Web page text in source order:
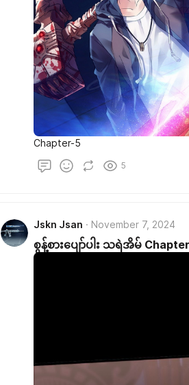
Chapter-5
5
Jskn Jsan November 7, 2024
စွန့်စားပျော်ပါး သရဲအိမ်